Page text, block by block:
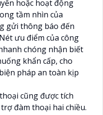
hoặc hoạt động
tầm nhìn của
gửi thông báo đến
ưu điểm của công
chóng nhận biết
khẩn cấp, cho
pháp an toàn kịp
cũng được tích
đàm thoại hai chiều.